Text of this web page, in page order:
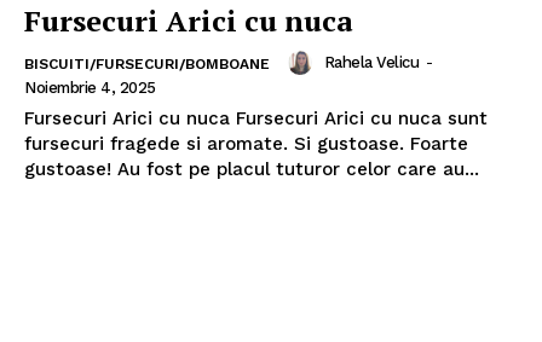
Fursecuri Arici cu nuca
BISCUITI/FURSECURI/BOMBOANE Rahela Velicu -
Noiembrie 4, 2025
Fursecuri Arici cu nuca Fursecuri Arici cu nuca sunt
fursecuri fragede si aromate. Si gustoase. Foarte
gustoase! Au fost pe placul tuturor celor care au...